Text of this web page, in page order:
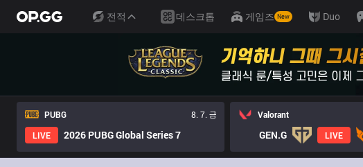
전적 데스크톱 게임즈 New Duo
PUBG
8. 7. 금
LIVE
2026 PUBG Global Series 7
Valorant
GEN.G LIVE